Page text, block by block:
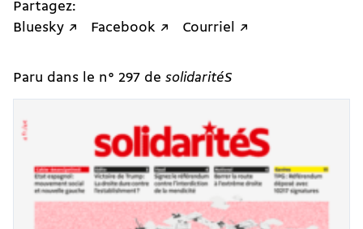
Partagez:
Bluesky ↗
Facebook ↗ Courriel ↗
Paru dans le n° 297 de solidaritéS